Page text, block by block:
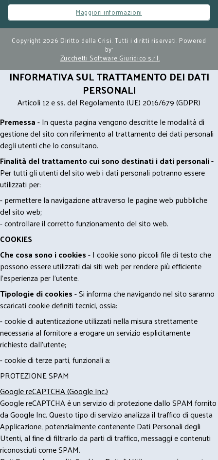
Maggiori informazioni
Copyright 2026 Diritto della Crisi. Tutti i diritti riservati. Powered
by:
Zucchetti Software Giuridico s.r.l.
INFORMATIVA SUL TRATTAMENTO DEI DATI
PERSONALI
Articoli 12 e ss. del Regolamento (UE) 2016/679 (GDPR)
Premessa- In questa pagina vengono descritte le modalità di
gestione del sito con riferimento al trattamento dei dati personali
degli utenti che lo consultano.
Finalità del trattamento cui sono destinati i dati personali -
Per tutti gli utenti del sito web i dati personali potranno essere
utilizzati per:
- permettere la navigazione attraverso le pagine web pubbliche
del sito web;
- controllare il corretto funzionamento del sito web.
COOKIES
Che cosa sono i cookies- I cookie sono piccoli file di testo che
possono essere utilizzati dai siti web per rendere più efficiente
l'esperienza per l'utente.
Tipologie di cookies- Si informa che navigando nel sito saranno
scaricati cookie definiti tecnici, ossia:
- cookie di autenticazione utilizzati nella misura strettamente
necessaria al fornitore a erogare un servizio esplicitamente
richiesto dall'utente;
- cookie di terze parti, funzionali a:
PROTEZIONE SPAM
Google reCAPTCHA (Google Inc.)
Google reCAPTCHA è un servizio di protezione dallo SPAM fornito
da Google Inc. Questo tipo di servizio analizza il traffico di questa
Applicazione, potenzialmente contenente Dati Personali degli
Utenti, al fine di filtrarlo da parti di traffico, messaggi e contenuti
riconosciuti come SPAM.